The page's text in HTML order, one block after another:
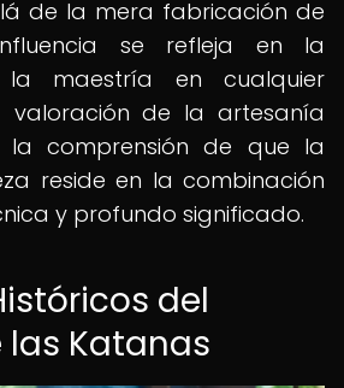
de la mera fabricación de
se refleja en la
maestría en cualquier
valoración de la artesanía
comprensión de que la
reside en la combinación
y profundo significado.
del
las Katanas